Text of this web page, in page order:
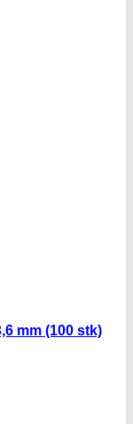
mm (100 stk)